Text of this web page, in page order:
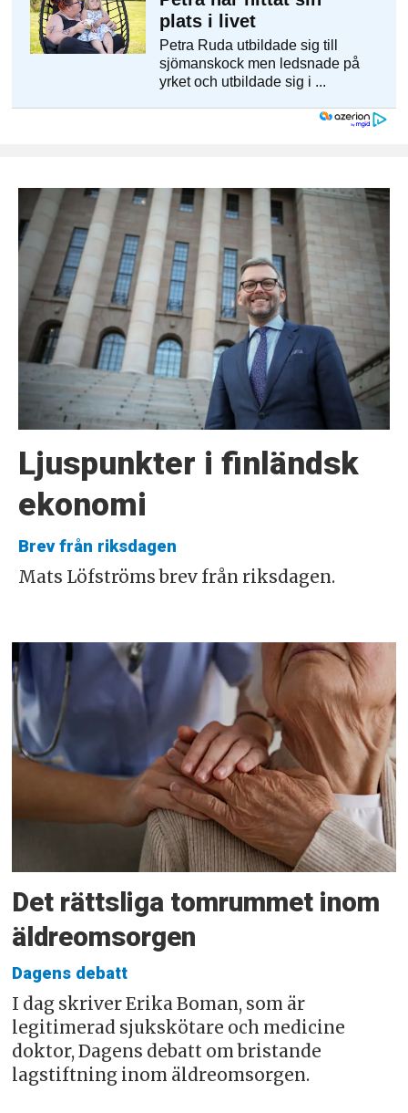
Ljuspunkter i finländsk
ekonomi
Brev från riksdagen
Mats Löfströms brev från riksdagen.
Det rättsliga tomrummet inom
äldreomsorgen
Dagens debatt
I dag skriver Erika Boman, som är
legitimerad sjukskötare och medicine
doktor, Dagens debatt om bristande
lagstiftning inom äldreomsorgen.